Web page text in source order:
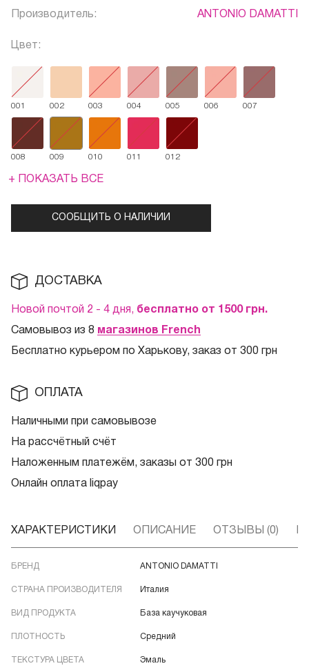
Производитель: ANTONIO DAMATTI
Цвет:
001 002 003 004 005 006 007
008 009 010 011 012
+ ПОКАЗАТЬ ВСЕ
СООБЩИТЬ О НАЛИЧИИ
ДОСТАВКА
Новой почтой 2 - 4 дня, бесплатно от 1500 грн.
Самовывоз из 8 магазинов French
Бесплатно курьером по Харькову, заказ от 300 грн
ОПЛАТА
Наличными при самовывозе
На рассчётный счёт
Наложенным платежём, заказы от 300 грн
Онлайн оплата liqpay
ХАРАКТЕРИСТИКИ ОПИСАНИЕ ОТЗЫВЫ (0)
БРЕНД ANTONIO DAMATTI
СТРАНА ПРОИЗВОДИТЕЛЯ Италия
ВИД ПРОДУКТА База каучуковая
ПЛОТНОСТЬ Средний
ТЕКСТУРА ЦВЕТА Эмаль